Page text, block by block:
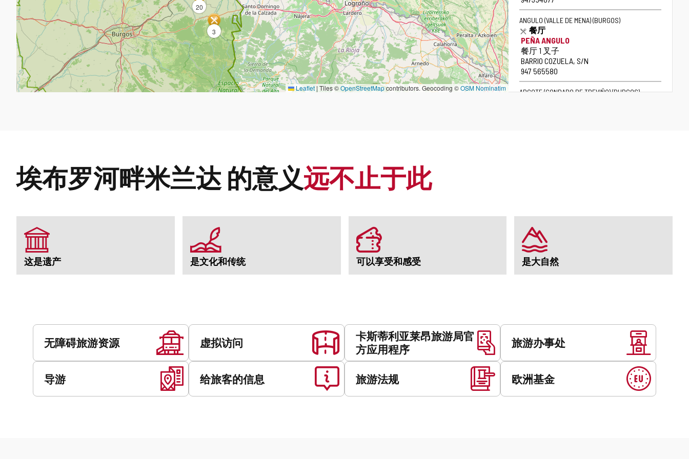
话
ANGULO (VALLE DE MENA)(BURGOS)
餐厅
PEÑA ANGULO
盖
伊
餐厅 1 叉子
街
道
BARRIO COZUELA, S/N
电
话
947 565580
ARGOTE (CONDADO DE TREVIÑO)(BURGOS)
20
3
Leaflet|Tiles ©OpenStreetMapcontributors. Geocoding ©OSM Nominatim
埃布罗河畔米兰达 的意义远不止于此
这是遗产 是文化和传统 可以享受和感受 是大自然
无障碍旅游资源 虚拟访问
卡斯蒂利亚莱昂旅游局官
方应用程序
旅游办事处
导游 给旅客的信息 旅游法规 欧洲基金